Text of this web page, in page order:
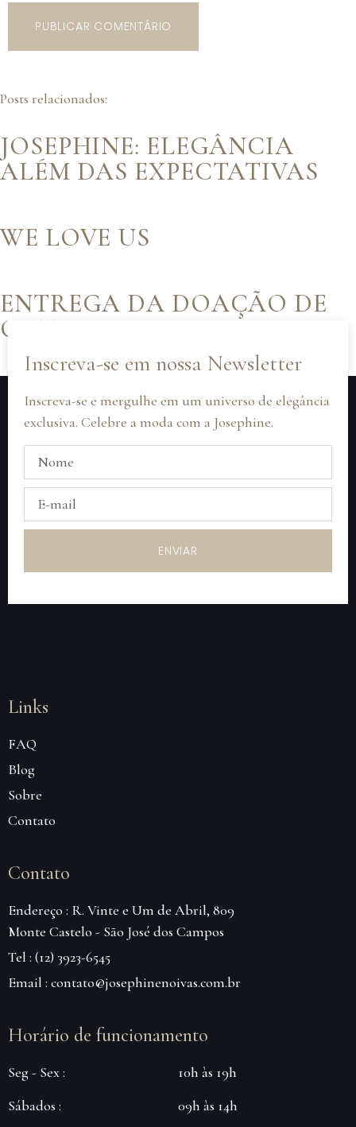
Posts relacionados:
JOSEPHINE: ELEGÂNCIA
ALÉM DAS EXPECTATIVAS
WE LOVE US
ENTREGA DA DOAÇÃO DE
OUTUBRO ROSA.
Inscreva-se em nossa Newsletter
Inscreva-se e mergulhe em um universo de elegância
exclusiva. Celebre a moda com a Josephine.
ENVIAR
Links
FAQ
Blog
Sobre
Contato
Contato
Endereço : R. Vinte e Um de Abril, 809
Monte Castelo - São José dos Campos
Tel : (12) 3923-6545
Email : contato@josephinenoivas.com.br
Horário de funcionamento
Seg - Sex :
Sábados :
10h às 19h
09h às 14h